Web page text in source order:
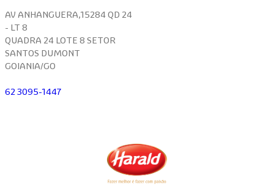
AV ANHANGUERA,15284 QD 24
- LT 8
QUADRA 24 LOTE 8 SETOR
SANTOS DUMONT
GOIANIA/GO
62 3095-1447